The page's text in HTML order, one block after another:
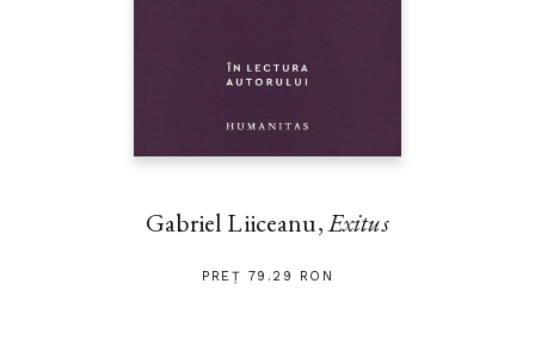
Gabriel Liiceanu,Exitus
PREȚ 79.29 RON